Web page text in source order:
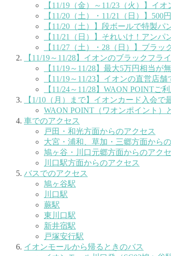
【11/19（金）～11/23（火）】イ
【11/20（土）・11/21（日）】500
【11/20（土）】段ボールで特製パ
【11/21（日）】それいけ！アンパ
【11/27（土）・28（日）】ブラッ
【11/19～11/28】イオンのブラックフラ
【11/19～11/28】最大5万円相当が
【11/19～11/23】イオンの直営店
【11/24～11/28】WAON POINTご
【1/10（月）まで】イオンカード入会で
WAON POINT（ワオンポイント）
車でのアクセス
戸田・和光方面からのアクセス
大宮・浦和、草加・三郷方面から
鳩ヶ谷・川口元郷方面からのアク
川口駅方面からのアクセス
バスでのアクセス
鳩ヶ谷駅
川口駅
蕨駅
東川口駅
新井宿駅
戸塚安行駅
イオンモールから帰るときのバス